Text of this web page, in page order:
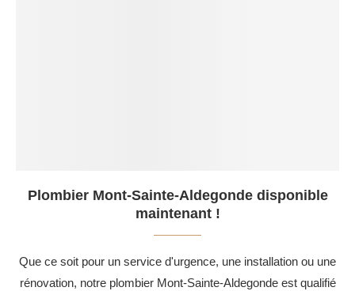
Plombier Mont-Sainte-Aldegonde disponible
maintenant !
Que ce soit pour un service d'urgence, une installation ou une
rénovation, notre plombier Mont-Sainte-Aldegonde est qualifié